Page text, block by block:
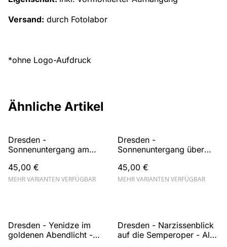
Versand: durch Fotolabor
*ohne Logo-Aufdruck
Ähnliche Artikel
Dresden -
Sonnenuntergang am
Wandbild
45,00 €
MEHR VARIANTEN VERFÜGBAR
Dresden -
Sonnenuntergang über
Wandbild
45,00 €
MEHR VARIANTEN VERFÜGBAR
Dresden - Yenidze im
goldenen Abendlicht -
Dresden - Narzissenblick
auf die Semperoper - Alu-